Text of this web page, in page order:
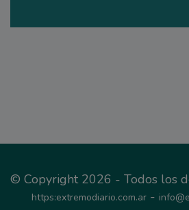
© Copyright 2026 - Todos los
https:extremodiario.com.ar -